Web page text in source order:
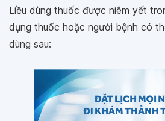
Liều dùng thuốc được niêm yết
dụng thuốc hoặc người bệnh có
dùng sau: